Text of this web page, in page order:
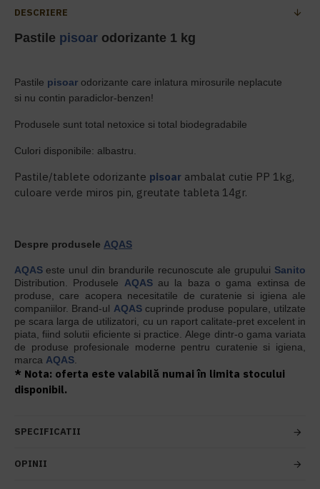
DESCRIERE
Pastile pisoar odorizante 1 kg
Pastile pisoar odorizante care inlatura mirosurile neplacute
si nu contin paradiclor-benzen!
Produsele sunt total netoxice si total biodegradabile
Culori disponibile: albastru.
Pastile/tablete odorizante pisoar ambalat cutie PP 1kg,
culoare verde miros pin, greutate tableta 14gr.
Despre produsele AQAS
AQAS este unul din brandurile recunoscute ale grupului Sanito
Distribution. Produsele AQASau la baza o gama extinsa de
produse, care acopera necesitatile de curatenie si igiena ale
companiilor. Brand-ul AQAScuprinde produse populare, utilzate
pe scara larga de utilizatori, cu un raport calitate-pret excelent in
piata, fiind solutii eficiente si practice. Alege dintr-o gama variata
de produse profesionale moderne pentru curatenie si igiena,
marca AQAS
* Nota: oferta este valabilă numai în limita stocului
disponibil.
SPECIFICATII
OPINII